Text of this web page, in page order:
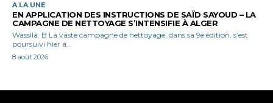
A LA UNE
EN APPLICATION DES INSTRUCTIONS DE SAÏD SAYOUD – LA
CAMPAGNE DE NETTOYAGE S’INTENSIFIE À ALGER
Wassila. B La vaste campagne de nettoyage, dans sa 9e édition, s’est
poursuivi hier à...
8 août 2026